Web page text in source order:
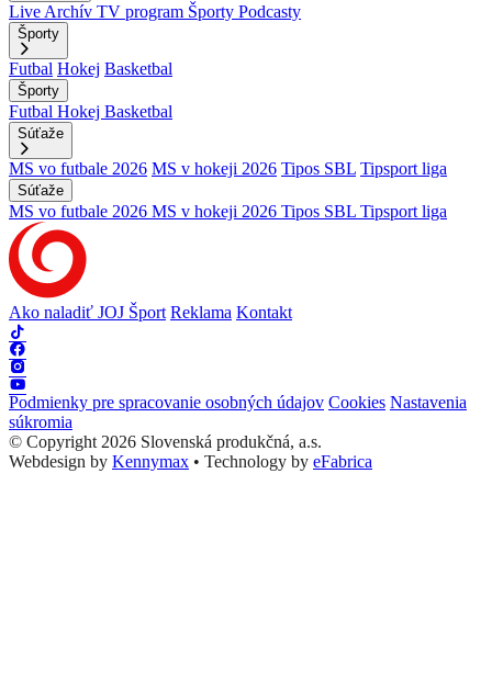
Live Archív TV program Športy Podcasty
Športy
Futbal Hokej Basketbal
Športy
Futbal Hokej Basketbal
Súťaže
MS vo futbale 2026 MS v hokeji 2026 Tipos SBL Tipsport liga
Súťaže
MS vo futbale 2026 MS v hokeji 2026 Tipos SBL Tipsport liga
Ako naladiť JOJ Šport Reklama Kontakt
Podmienky pre spracovanie osobných údajov Cookies Nastavenia
súkromia
© Copyright 2026 Slovenská produkčná, a.s.
Webdesign by Kennymax • Technology by eFabrica